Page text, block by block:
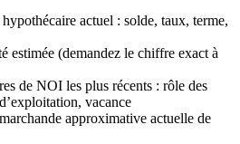
actuel : solde, taux, terme,
estimée (demandez le chiffre exact à
de NOI les plus récents : rôle des
vacance
approximative actuelle de